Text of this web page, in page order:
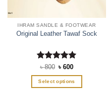
IHRAM SANDLE & FOOTWEAR
Original Leather Tawaf Sock
Rated5
out of 5
৳800 Original
was:
৳ 800.
৳600Current
is:
৳ 600.
Select options